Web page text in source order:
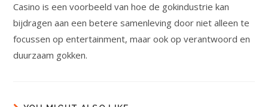
Casino is een voorbeeld van hoe de gokindustrie kan
bijdragen aan een betere samenleving door niet alleen te
focussen op entertainment, maar ook op verantwoord en
duurzaam gokken.